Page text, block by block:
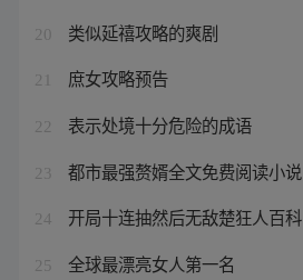
20 类似延禧攻略的爽剧
21 庶女攻略预告
22 表示处境十分危险的成语
23 都市最强赘婿全文免费阅读小说
24 开局十连抽然后无敌楚狂人百科
25 全球最漂亮女人第一名